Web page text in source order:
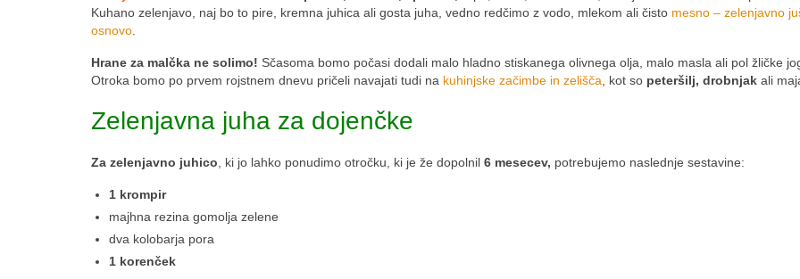
Kuhano zelenjavo, naj bo to pire, kremna juhica ali gosta juha, vedno redčimo z vodo, mlekom ali čisto mesno – zelenjavno
osnovo
Hrane za malčka ne solimo! Sčasoma bomo počasi dodali malo hladno stiskanega olivnega olja, malo masla ali pol žličke
Otroka bomo po prvem rojstnem dnevu pričeli navajati tudi na kuhinjske začimbe in zelišča , kot so peteršilj, drobnjak ali
Zelenjavna juha za dojenčke
Za zelenjavno juhico, ki jo lahko ponudimo otročku, ki je že dopolnil 6 mesecev, potrebujemo naslednje sestavine:
1 krompir
majhna rezina gomolja zelene
dva kolobarja pora
1 korenček